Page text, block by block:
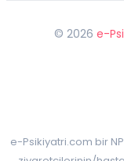
© 2026 e-
e-Psikiyatri.com bir